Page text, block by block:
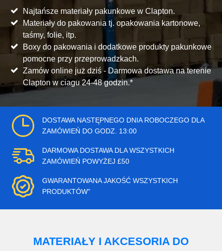
Najtańsze materiały pakunkowe w Clapton.
Materiały do pakowania tj. opakowania kartonowe,
taśmy, folie, itp.
Boxy do pakowania i dodatkowe produkty pakunkowe
pomocne przy przeprowadzkach.
Zamów online już dziś - Darmowa dostawa na terenie
Clapton w ciagu 24-48 godzin.*
DOSTAWA NASTĘPNEGO DNIA ROBOCZEGO DLA
ZAMÓWIEŃ DO GODZ. 13:00
DARMOWA DOSTAWA DLA WSZYSTKICH
ZAMÓWIEŃ POWYŻEJ £50
GWARANTOWANA JAKOŚĆ WSZYSTKICH
PRODUKTÓW"
MATERIAŁY I AKCESORIA DO